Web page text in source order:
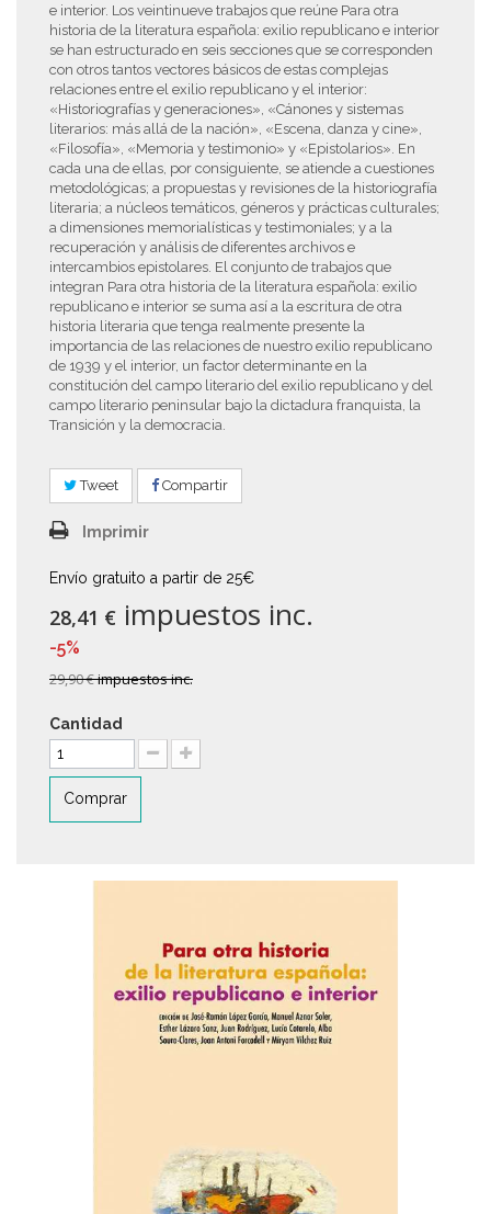
e interior. Los veintinueve trabajos que reúne Para otra
historia de la literatura española: exilio republicano e interior
se han estructurado en seis secciones que se corresponden
con otros tantos vectores básicos de estas complejas
relaciones entre el exilio republicano y el interior:
«Historiografías y generaciones», «Cánones y sistemas
literarios: más allá de la nación», «Escena, danza y cine»,
«Filosofía», «Memoria y testimonio» y «Epistolarios». En
cada una de ellas, por consiguiente, se atiende a cuestiones
metodológicas; a propuestas y revisiones de la historiografía
literaria; a núcleos temáticos, géneros y prácticas culturales;
a dimensiones memorialísticas y testimoniales; y a la
recuperación y análisis de diferentes archivos e
intercambios epistolares. El conjunto de trabajos que
integran Para otra historia de la literatura española: exilio
republicano e interior se suma así a la escritura de otra
historia literaria que tenga realmente presente la
importancia de las relaciones de nuestro exilio republicano
de 1939 y el interior, un factor determinante en la
constitución del campo literario del exilio republicano y del
campo literario peninsular bajo la dictadura franquista, la
Transición y la democracia.
Tweet Compartir
Imprimir
Envío gratuito a partir de 25€
28,41 € impuestos inc.
-5%
29,90 €impuestos inc.
Cantidad
Comprar